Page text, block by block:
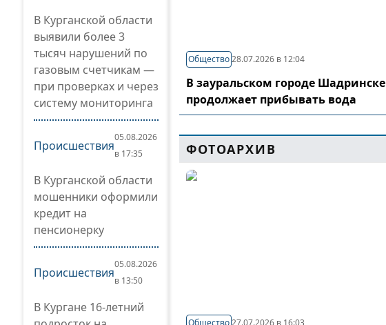
В Курганской области
выявили более 3
тысяч нарушений по
газовым счетчикам —
при проверках и через
систему мониторинга
Происшествия
05.08.2026
в 17:35
В Курганской области
мошенники оформили
кредит на
пенсионерку
Происшествия
05.08.2026
в 13:50
В Кургане 16-летний
Общество28.07.2026 в 12:04
В зауральском городе Шадринске
продолжает прибывать вода
ФОТОАРХИВ
Общество27.07.2026 в 16:03